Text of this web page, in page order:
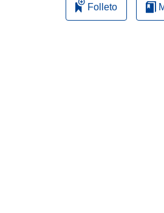
Folleto